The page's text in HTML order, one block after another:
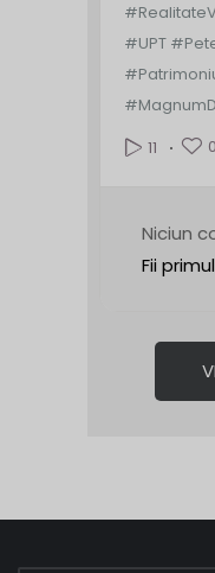
#UPT
11
0
Niciun
Fii